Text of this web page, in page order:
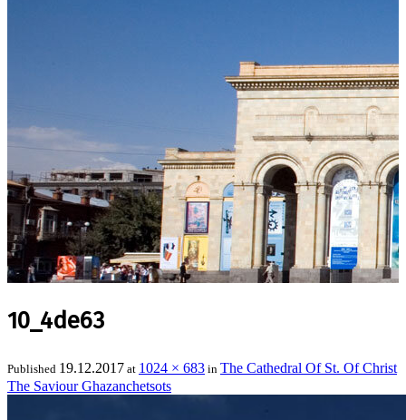
10_4de63
Published 19.12.2017 at 1024 × 683 in The Cathedral Of St. Of Christ
The Saviour Ghazanchetsots